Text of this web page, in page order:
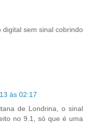
digital sem sinal cobrindo
às 02:17
de Londrina, o sinal
no 9.1, só que é uma